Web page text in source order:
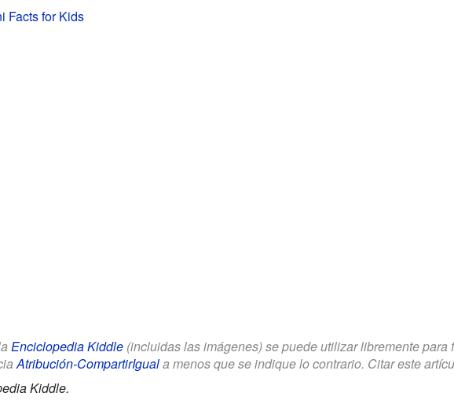
Facts for Kids
Enciclopedia Kiddle(incluidas las imágenes) se puede utilizar libremente para
Atribución-CompartirIguala menos que se indique lo contrario. Citar este
Kiddle.